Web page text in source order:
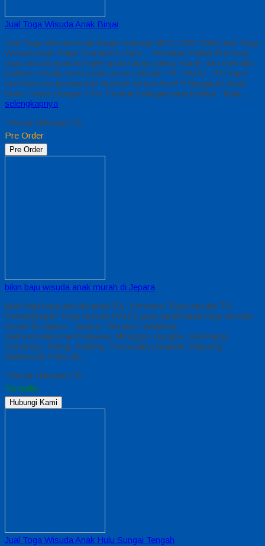
Jual Toga Wisuda Anak Binjai
Jual Toga Wisuda Anak Binjai Hubungi 0812-2282-1060 Jual Toga
Wisuda Anak Binjai Sumatera Utara – Temukan Paket Promosi
toga wisuda anak komplet pada harga paling murah dan memiliki
kualitas terbaik, kami kasih untuk sekolah TK, PAUD , SD Kami
memberinya penawaran Special semua level Pengajaran Anak
Umur Dasar dengan Fitur Produk sebagaimana berikut : Kain…
selengkapnya
*Harga Hubungi CS
Pre Order
Pre Order
bikin baju wisuda anak murah di Jepara
bikin baju toga wisuda anak RA, Konveksi Toga wisuda TK,
Perlengkapan Toga wisuda PAUD, jasa pembuatan toga wisuda
murah di Jepara : Jepara, Tahunan, Welahan,
Kalinyamatan,Karimunjawa, Mlonggo, Bangsri, Kembang,
Donorojo, Keling, Kedung, Pecangaan,Batealit, Mayong,
Nalumsari Pakis Aji,
*Harga Hubungi CS
Tersedia
Hubungi Kami
Jual Toga Wisuda Anak Hulu Sungai Tengah